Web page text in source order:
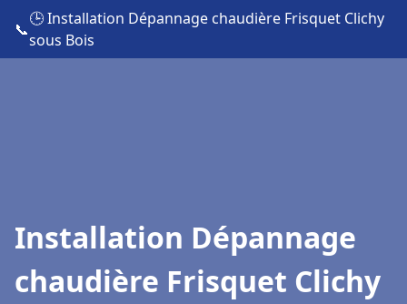
📞
🕒 Installation Dépannage chaudière Frisquet Clichy
sous Bois
Installation Dépannage
chaudière Frisquet Clichy